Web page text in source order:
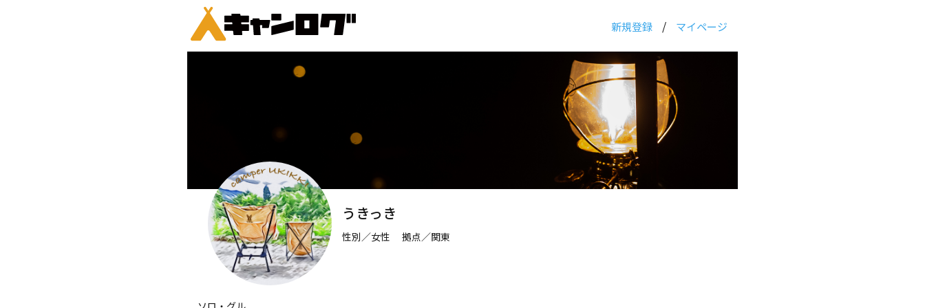
新規登録 / マイページ
うきっき
性別／女性 拠点／関東